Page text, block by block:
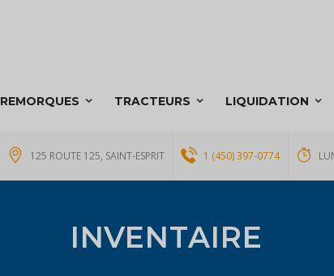
REMORQUES TRACTEURS LIQUIDATION
125 ROUTE 125, SAINT-ESPRIT 1 (450) 397-0774
INVENTAIRE